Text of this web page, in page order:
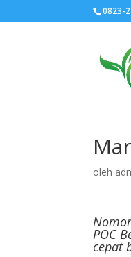
0823-
oleh
POC
cepat